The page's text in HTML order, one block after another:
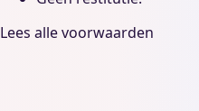
Lees alle voorwaarden